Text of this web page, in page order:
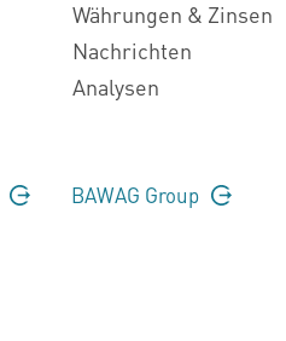
Währungen & Zinsen
Nachrichten
Analysen
BAWAG Group